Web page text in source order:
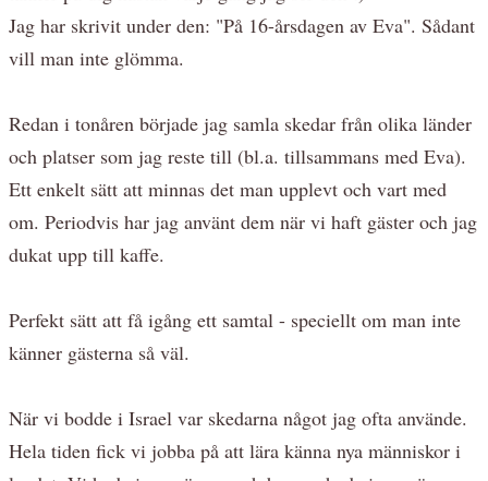
Jag har skrivit under den: "På 16-årsdagen av Eva". Sådant
vill man inte glömma.
Redan i tonåren började jag samla skedar från olika länder
och platser som jag reste till (bl.a. tillsammans med Eva).
Ett enkelt sätt att minnas det man upplevt och vart med
om. Periodvis har jag använt dem när vi haft gäster och jag
dukat upp till kaffe.
Perfekt sätt att få igång ett samtal - speciellt om man inte
känner gästerna så väl.
När vi bodde i Israel var skedarna något jag ofta använde.
Hela tiden fick vi jobba på att lära känna nya människor i